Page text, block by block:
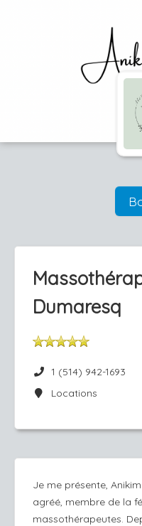
Dumaresq
1 (514) 942-1693
Locations
Je me présente,
agréé, membre de la
massothérapeutes.